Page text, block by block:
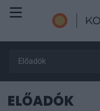
Előadók
ELŐADÓK